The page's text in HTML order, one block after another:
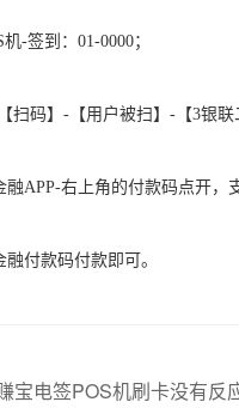
-签到：01-0000；
扫码】-【用户被扫】-【3银联
融APP-右上角的付款码点开，
付款码付款即可。
宝电签POS机刷卡没有反